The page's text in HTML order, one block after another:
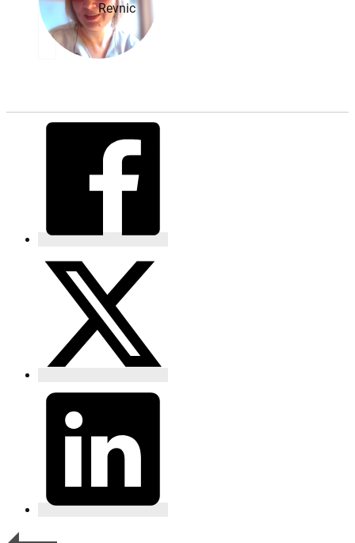
Revnic